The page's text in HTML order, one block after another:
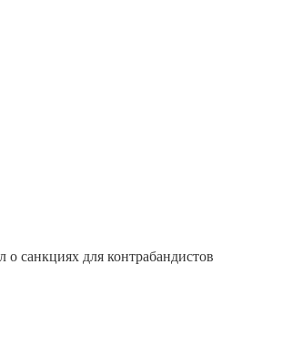
о санкциях для контрабандистов